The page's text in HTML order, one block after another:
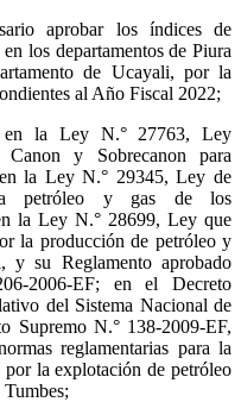
aprobar los índices de
los departamentos de Piura
de Ucayali, por la
al Año Fiscal 2022;
en la Ley N.° 27763, Ley
Canon y Sobrecanon para
la Ley N.° 29345, Ley de
petróleo y gas de los
la Ley N.° 28699, Ley que
la producción de petróleo y
y su Reglamento aprobado
2006-EF; en el Decreto
del Sistema Nacional de
Supremo N.° 138-2009-EF,
reglamentarias para la
la explotación de petróleo